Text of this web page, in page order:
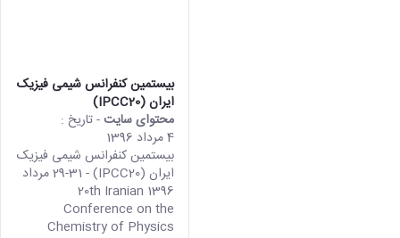
بیستمین کنفرانس شیمی فیزیک
ایران (IPCC20)
محتوای سایت- تاریخ :
4 مرداد 1396
بیستمین کنفرانس شیمی فیزیک
ایران (IPCC20) - 29-31 مرداد
1396 20th Iranian
Conference on the
Chemistry of Physics